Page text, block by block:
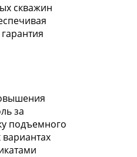
скважин
за
подъемного